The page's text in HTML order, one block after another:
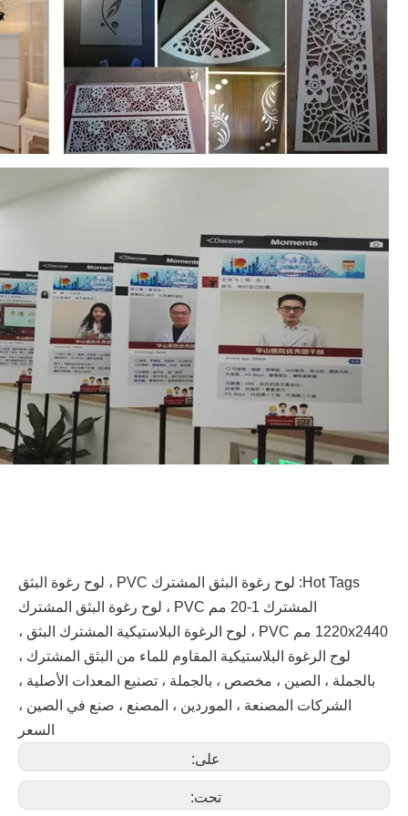
Hot Tags: لوح رغوة البثق المشترك PVC ، لوح رغوة البثق
المشترك 1-20 مم PVC ، لوح رغوة البثق المشترك
1220x2440 مم PVC ، لوح الرغوة البلاستيكية المشترك البثق ،
لوح الرغوة البلاستيكية المقاوم للماء من البثق المشترك ،
بالجملة ، الصين ، مخصص ، بالجملة ، تصنيع المعدات الأصلية ،
الشركات المصنعة ، الموردين ، المصنع ، صنع في الصين ،
السعر
على:
تحت: